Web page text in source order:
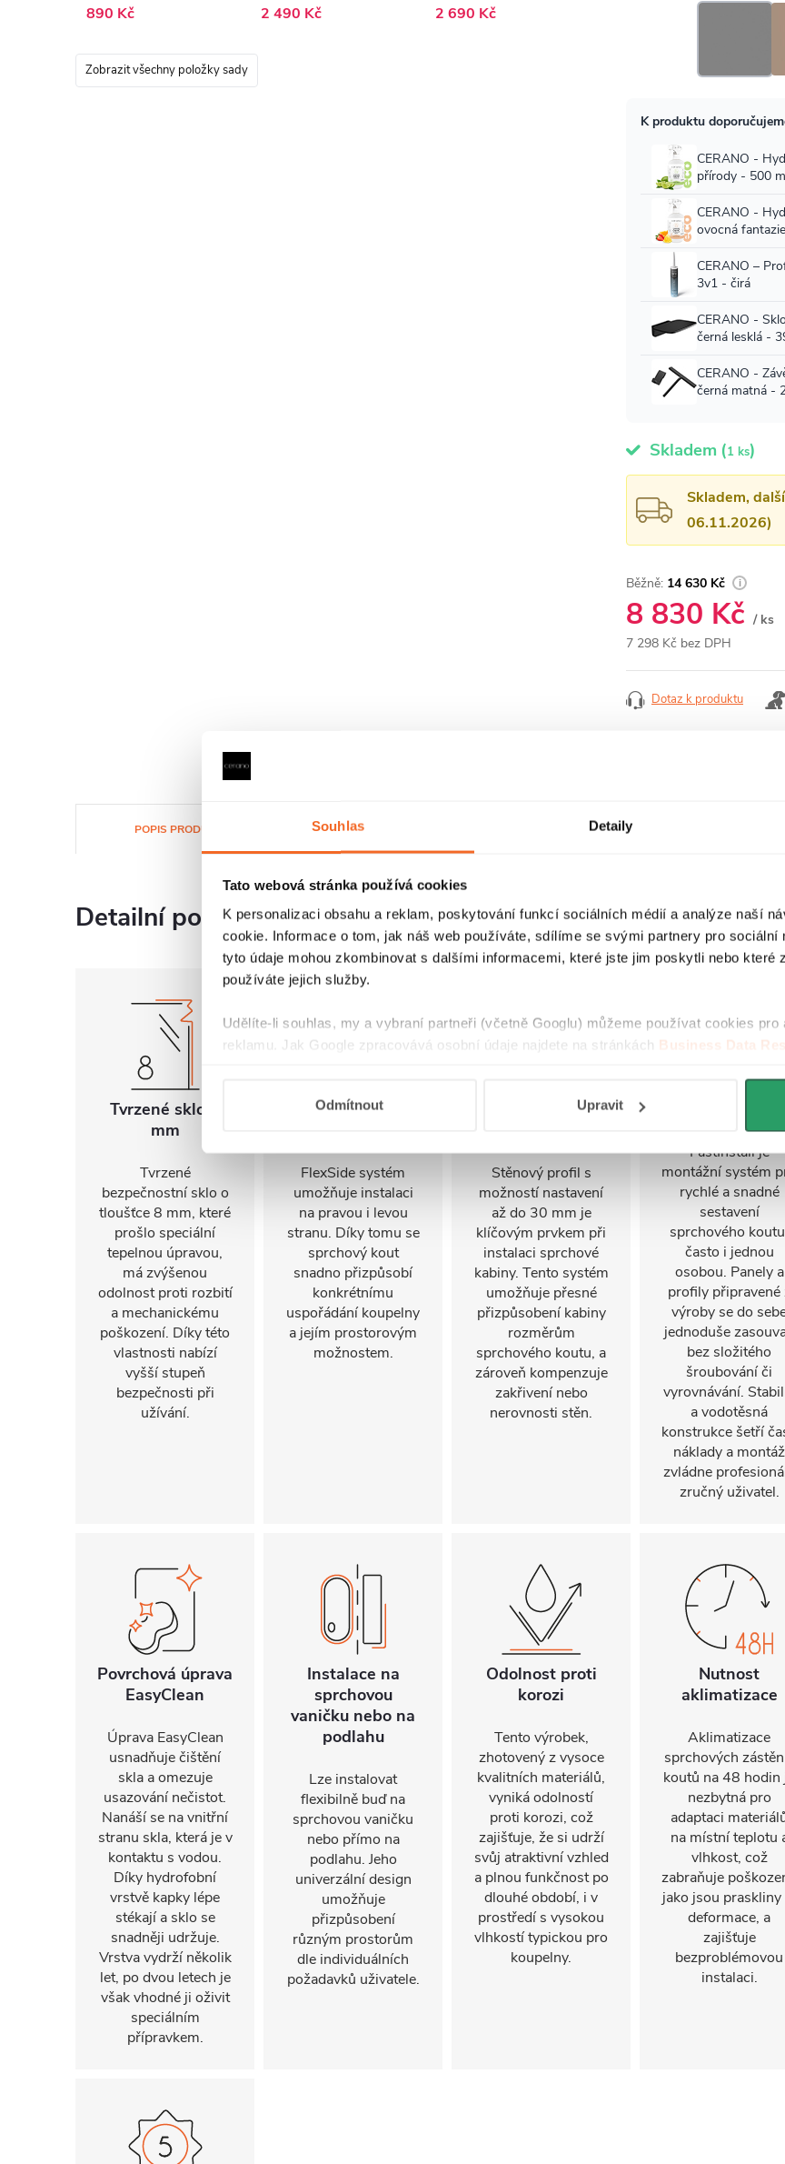
Souhlas Detaily
Tato webová stránka používá cookies
K personalizaci obsahu a reklam, poskytování funkcí sociálních médií a analýze naší
cookie. Informace o tom, jak náš web používáte, sdílíme se svými partnery pro sociální
tyto údaje mohou zkombinovat s dalšími informacemi, které jste jim poskytli nebo které
používáte jejich služby.
Udělíte-li souhlas, my a vybraní partneři (včetně Googlu) můžeme používat cookies pro
reklamu. Jak Google zpracovává osobní údaje najdete na stránkách Business Data
Odmítnout Upravit
890 Kč 2 490 Kč 2 690 Kč
Zobrazit všechny položky sady
Skladem (1 ks)
Skladem,
06.11.2026)
14 630 Kč
8 830 Kč / ks
7 298 Kč bez DPH
Dotaz k produktu
POPIS PRODUKTU DISKUZE
Detailní popis produktu
Tvrzené sklo 8
mm
Tvrzené
bezpečnostní sklo o
tloušťce 8 mm, které
prošlo speciální
tepelnou úpravou,
má zvýšenou
odolnost proti rozbití
a mechanickému
poškození. Díky této
vlastnosti nabízí
vyšší stupeň
bezpečnosti při
užívání.
Univerzální
FlexSide systém
umožňuje instalaci
na pravou i levou
stranu. Díky tomu se
sprchový kout
snadno přizpůsobí
konkrétnímu
uspořádání koupelny
a jejím prostorovým
možnostem.
Nastavitelný
Stěnový profil s
možností nastavení
až do 30 mm je
klíčovým prvkem při
instalaci sprchové
kabiny. Tento systém
umožňuje přesné
přizpůsobení kabiny
rozměrům
sprchového koutu, a
zároveň kompenzuje
zakřivení nebo
nerovnosti stěn.
FastInstall je
montážní systém
rychlé a snadné
sestavení
sprchového
často i jednou
osobou. Panely a
profily připravené
výroby se do
jednoduše
bez složitého
šroubování či
vyrovnávání.
a vodotěsná
konstrukce šetří
náklady a montáž
zvládne
zručný uživatel.
Povrchová úprava
EasyClean
Úprava EasyClean
usnadňuje čištění
skla a omezuje
usazování nečistot.
Nanáší se na vnitřní
stranu skla, která je v
kontaktu s vodou.
Díky hydrofobní
vrstvě kapky lépe
stékají a sklo se
snadněji udržuje.
Vrstva vydrží několik
let, po dvou letech je
však vhodné ji oživit
speciálním
přípravkem.
Instalace na
sprchovou
vaničku nebo na
podlahu
Lze instalovat
flexibilně buď na
sprchovou vaničku
nebo přímo na
podlahu. Jeho
univerzální design
umožňuje
přizpůsobení
různým prostorům
dle individuálních
požadavků uživatele.
Odolnost proti
korozi
Tento výrobek,
zhotovený z vysoce
kvalitních materiálů,
vyniká odolností
proti korozi, což
zajišťuje, že si udrží
svůj atraktivní vzhled
a plnou funkčnost po
dlouhé období, i v
prostředí s vysokou
vlhkostí typickou pro
koupelny.
Nutnost
aklimatizace
Aklimatizace
sprchových
koutů na 48 hodin
nezbytná pro
adaptaci
na místní teplotu
vlhkost, což
zabraňuje
jako jsou praskliny
deformace, a
zajišťuje
bezproblémovou
instalaci.